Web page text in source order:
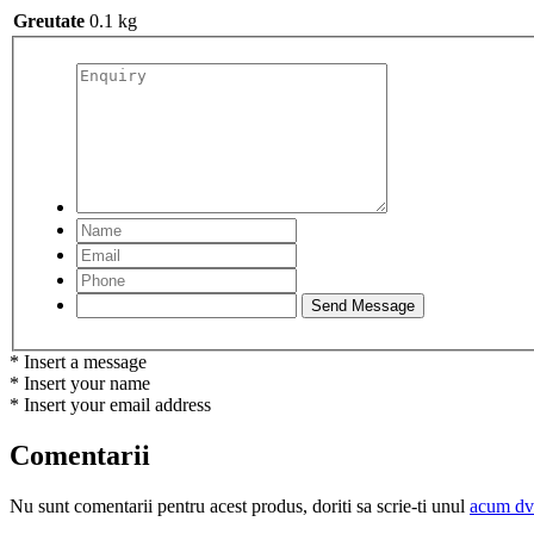
Greutate 0.1 kg
* Insert a message
* Insert your name
* Insert your email address
Comentarii
Nu sunt comentarii pentru acest produs, doriti sa scrie-ti unul acum